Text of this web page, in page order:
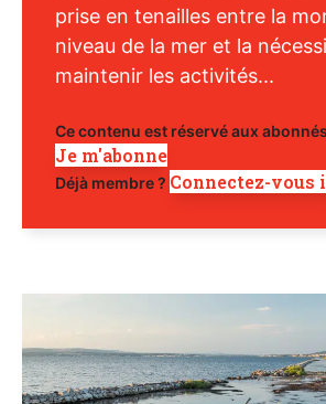
prise en tenailles entre la
niveau de la mer et la
maintenir les activités...
Ce contenu est réservé aux abonnés
Je m'abonne
Déjà membre ? Connectez-vous